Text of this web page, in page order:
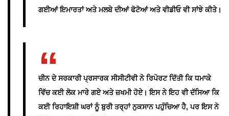
ਗਈਆਂ ਇਮਾਰਤਾਂ ਅਤੇ ਮਲਬੇ ਦੀਆਂ ਫੋਟੋਆਂ ਅਤੇ ਵੀਡੀਓ ਵੀ ਸਾਂਝੇ ਕੀਤੇ।
ਚੀਨ ਦੇ ਸਰਕਾਰੀ ਪ੍ਰਸਾਰਕ ਸੀਸੀਟੀਵੀ ਨੇ ਰਿਪੋਰਟ ਦਿੱਤੀ ਕਿ ਧਮਾਕੇ
ਵਿੱਚ ਕਈ ਲੋਕ ਮਾਰੇ ਗਏ ਅਤੇ ਜ਼ਖਮੀ ਹੋਏ। ਇਸ ਨੇ ਇਹ ਵੀ ਦੱਸਿਆ ਕਿ
ਕਈ ਰਿਹਾਇਸ਼ੀ ਘਰਾਂ ਨੂੰ ਬੁਰੀ ਤਰ੍ਹਾਂ ਨੁਕਸਾਨ ਪਹੁੰਚਿਆ ਹੈ, ਪਰ ਇਸ ਨੇ